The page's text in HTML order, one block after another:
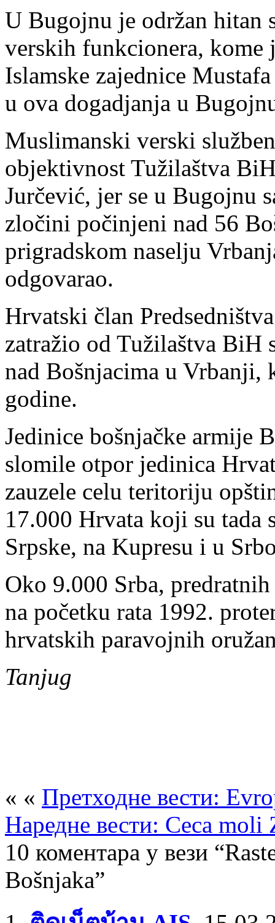
U Bugojnu je održan hitan
verskih funkcionera, kome
Islamske zajednice
u ova dogadjanja u
Muslimanski verski
objektivnost Tužilaštva
Jurčević, jer se u Bugojnu
zločini počinjeni nad 56
prigradskom naselju
odgovarao.
Hrvatski član
zatražio od Tužilaštva BiH
nad Bošnjacima u
godine.
Jedinice bošnjačke armije
slomile otpor jedinica
zauzele celu teritoriju
17.000 Hrvata koji su tada
Srpske, na Kupresu i u
Oko 9.000 Srba,
na početku rata 1992.
hrvatskih paravojnih
Tanjug
« « Претходне вести:
Наредне вести: Ceca moli
10 коментара у вези
Bošnjaka”